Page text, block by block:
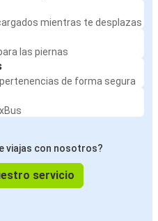
mientras te desplazas
las piernas
de forma segura
viajas con nosotros?
servicio